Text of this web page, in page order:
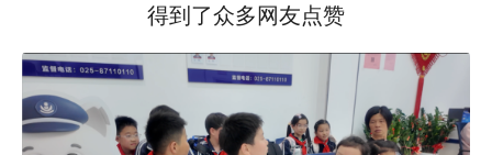
得到了众多网友点赞